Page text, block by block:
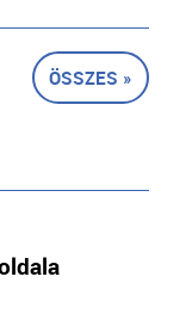
ÖSSZES »